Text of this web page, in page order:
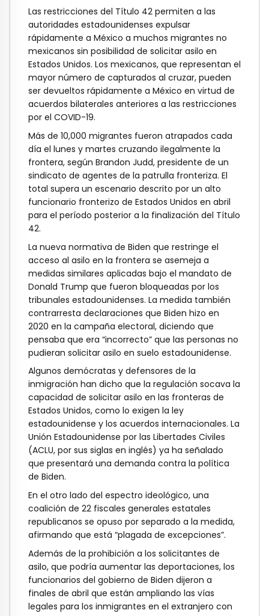
Las restricciones del Título 42 permiten a las
autoridades estadounidenses expulsar
rápidamente a México a muchos migrantes no
mexicanos sin posibilidad de solicitar asilo en
Estados Unidos. Los mexicanos, que representan el
mayor número de capturados al cruzar, pueden
ser devueltos rápidamente a México en virtud de
acuerdos bilaterales anteriores a las restricciones
por el COVID-19.
Más de 10,000 migrantes fueron atrapados cada
día el lunes y martes cruzando ilegalmente la
frontera, según Brandon Judd, presidente de un
sindicato de agentes de la patrulla fronteriza. El
total supera un escenario descrito por un alto
funcionario fronterizo de Estados Unidos en abril
para el período posterior a la finalización del Título
42.
La nueva normativa de Biden que restringe el
acceso al asilo en la frontera se asemeja a
medidas similares aplicadas bajo el mandato de
Donald Trump que fueron bloqueadas por los
tribunales estadounidenses. La medida también
contrarresta declaraciones que Biden hizo en
2020 en la campaña electoral, diciendo que
pensaba que era “incorrecto” que las personas no
pudieran solicitar asilo en suelo estadounidense.
Algunos demócratas y defensores de la
inmigración han dicho que la regulación socava la
capacidad de solicitar asilo en las fronteras de
Estados Unidos, como lo exigen la ley
estadounidense y los acuerdos internacionales. La
Unión Estadounidense por las Libertades Civiles
(ACLU, por sus siglas en inglés) ya ha señalado
que presentará una demanda contra la política
de Biden.
En el otro lado del espectro ideológico, una
coalición de 22 fiscales generales estatales
republicanos se opuso por separado a la medida,
afirmando que está “plagada de excepciones”.
Además de la prohibición a los solicitantes de
asilo, que podría aumentar las deportaciones, los
funcionarios del gobierno de Biden dijeron a
finales de abril que están ampliando las vías
legales para los inmigrantes en el extranjero con